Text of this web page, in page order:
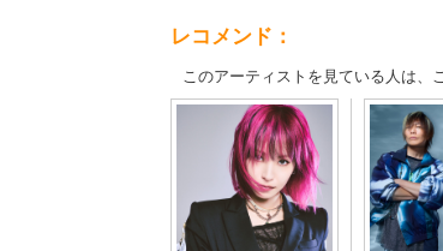
レコメンド：
このアーティストを見ている人は、